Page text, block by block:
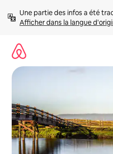
directement
Afficher dans la langue